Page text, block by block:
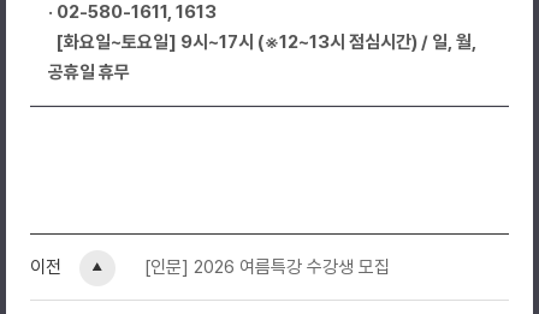
· 02-580-1611, 1613
[화요일~토요일] 9시~17시 (※12~13시 점심시간) / 일, 월,
공휴일 휴무
Woowa X ArtVenture
Music & Movement
이전 [인문] 2026 여름특강 수강생 모집